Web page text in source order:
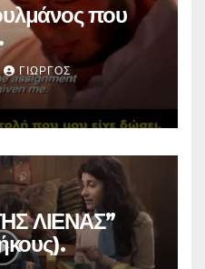
που
ΓΙΏΡΓΟΣ
ΛΙΕΝΑΣ”